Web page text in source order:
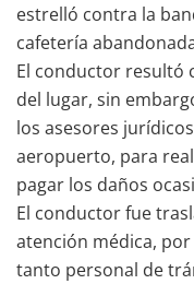
estrelló contra la
cafetería
El conductor resultó
del lugar, sin
los asesores
aeropuerto, para
pagar los daños
El conductor fue
atención médica,
tanto personal de